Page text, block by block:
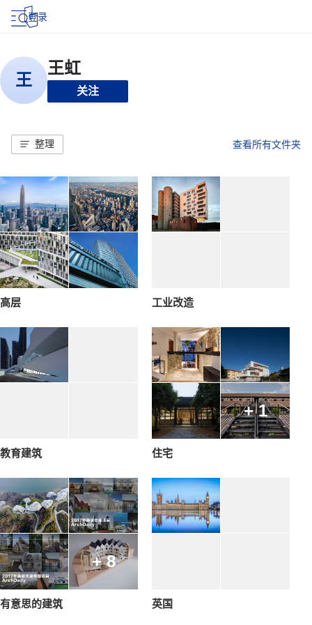
登录
关注
整理 查看所有文件夹
高层 工业改造
教育建筑
+ 1
住宅
+ 8
有意思的建筑 英国